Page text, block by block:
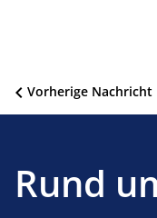
Beitragsnavigation
Vorherige Nachricht
Rund